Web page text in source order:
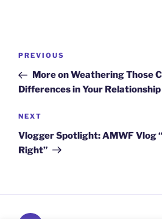
Post
Previous
Post
PREVIOUS
More on Weathering Those
Differences in Your Relationship
Next
Post
NEXT
Vlogger Spotlight: AMWF Vlog
Right”